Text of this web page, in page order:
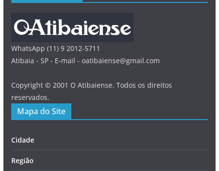
WhatsApp (11) 9 2012-5711
Atibaia - SP - E-mail - oatibaiense@gmail.com
Copyright © 2001 O Atibaiense. Todos os direitos
reservados.
Mapa do Site
Cidade
Região